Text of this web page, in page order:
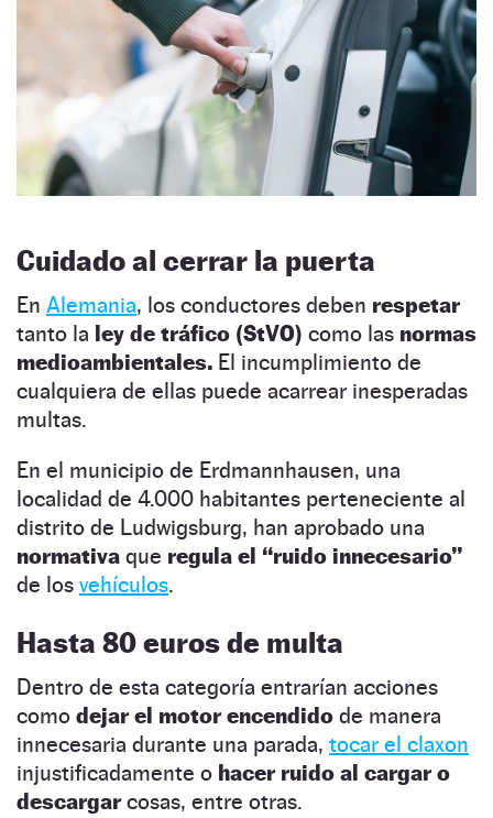
Cuidado al cerrar la puerta
En Alemania, los conductores deben respetar
tanto la ley de tráfico (StVO) como las normas
medioambientales. El incumplimiento de
cualquiera de ellas puede acarrear inesperadas
multas.
En el municipio de Erdmannhausen, una
localidad de 4.000 habitantes perteneciente al
distrito de Ludwigsburg, han aprobado una
normativa que regula el “ruido innecesario”
de los vehículos.
Hasta 80 euros de multa
Dentro de esta categoría entrarían acciones
como dejar el motor encendido de manera
innecesaria durante una parada, tocar el claxon
injustificadamente o hacer ruido al cargar o
descargarcosas, entre otras.